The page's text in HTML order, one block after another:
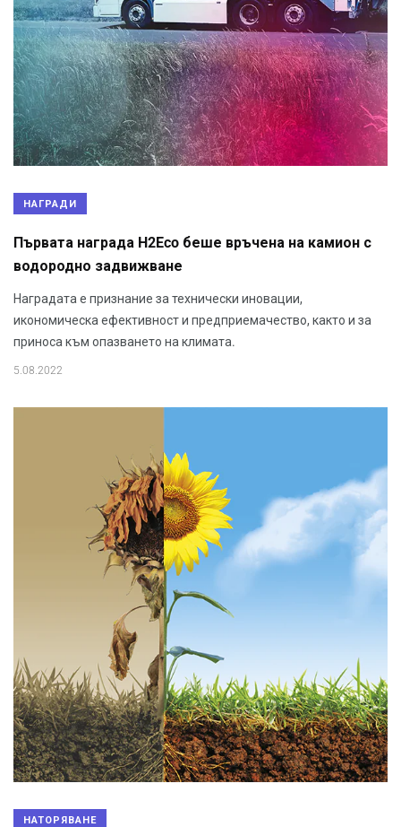
НАГРАДИ
Първата награда H2Eco беше връчена на камион с
водородно задвижване
Наградата е признание за технически иновации,
икономическа ефективност и предприемачество, както и за
приноса към опазването на климата.
5.08.2022
НАТОРЯВАНЕ